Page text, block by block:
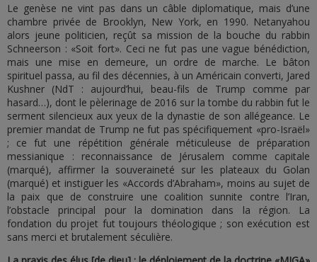
Le genèse ne vint pas dans un câble diplomatique, mais d’une
chambre privée de Brooklyn, New York, en 1990. Netanyahou
alors jeune politicien, reçût sa mission de la bouche du rabbin
Schneerson : «Soit fort». Ceci ne fut pas une vague bénédiction,
mais une mise en demeure, un ordre de marche. Le bâton
spirituel passa, au fil des décennies, à un Américain converti, Jared
Kushner (NdT : aujourd’hui, beau-fils de Trump comme par
hasard…), dont le pèlerinage de 2016 sur la tombe du rabbin fut le
serment silencieux aux yeux de la dynastie de son allégeance. Le
premier mandat de Trump ne fut pas spécifiquement «pro-Israël»
; ce fut une répétition générale méticuleuse de préparation
messianique : reconnaissance de Jérusalem comme capitale
(marqué), affirmer la souveraineté sur les plateaux du Golan
(marqué) et instiguer les «Accords d’Abraham», moins au sujet de
la paix que de construire une coalition sunnite contre l’Iran,
l’obstacle principal pour la domination dans la région. La
fondation du projet fut toujours théologique ; son exécution est
sans merci et brutalement séculière.